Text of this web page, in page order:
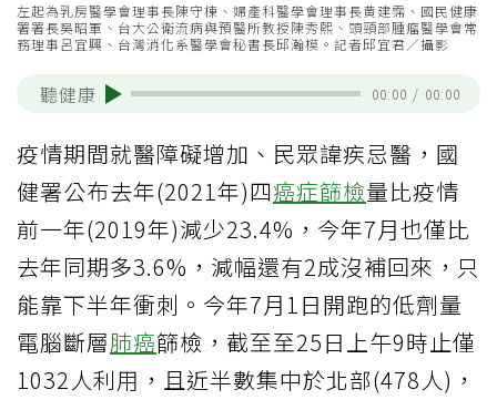
左起為乳房醫學會理事長陳守棟、婦產科醫學會理事長黄建霈、國民健康
署署長吳昭軍、台大公衛流病與預醫所教授陳秀熙、頭頸部腫瘤醫學會常
務理事呂宜興、台灣消化系醫學會秘書長邱瀚模。記者邱宜君／攝影
聽健康 00:00 / 00:00
疫情期間就醫障礙增加、民眾諱疾忌醫，國
健署公布去年(2021年)四癌症篩檢量比疫情
前一年(2019年)減少23.4%，今年7月也僅比
去年同期多3.6%，減幅還有2成沒補回來，只
能靠下半年衝刺。今年7月1日開跑的低劑量
電腦斷層肺癌篩檢，截至至25日上午9時止僅
1032人利用，且近半數集中於北部(478人)，